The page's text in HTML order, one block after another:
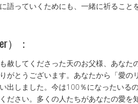
語っていくためにも、一緒に祈ること
）：
赦してくださった天のお父様、あなた
がとうございます。あなたから「愛の
出しました。今は100％になったいる
ださい。多くの人たちがあなたの愛を